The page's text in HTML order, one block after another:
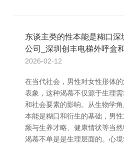
东谈主类的性本能是糊口深
公司_深圳创丰电梯外呼盒
2026-02-12
在当代社会，男性对女性形体
表象，这种渴慕不仅源于生理
和社会要素的影响。从生物学
本能是糊口和衍生的基础，男
频与生养才略、健康情状等当
渴慕不单是是生理层面的。心